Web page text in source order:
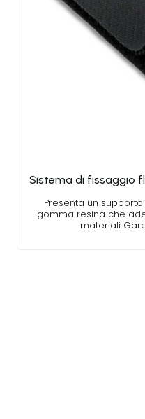
Sistema di fissaggio
Presenta un
gomma resina che
materiali